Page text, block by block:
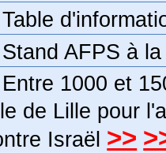
AFPS à
1000 et
de Lille pour
Israël >>